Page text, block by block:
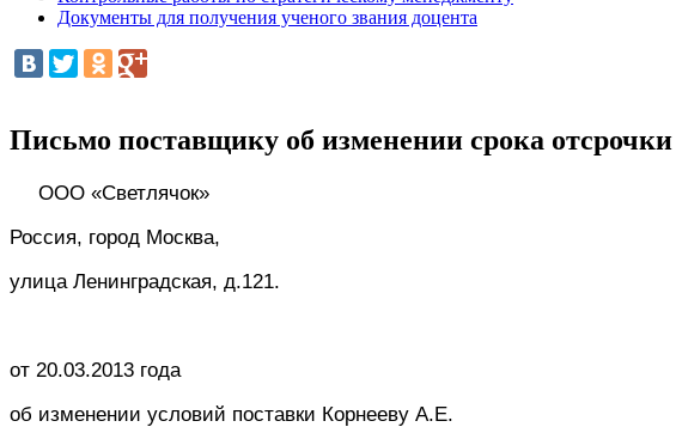
Документы для получения ученого звания доцента
Письмо поставщику об изменении срока
ООО «Светлячок»
Россия, город Москва,
улица Ленинградская, д.121.
от 20.03.2013 года
об изменении условий поставки Корнееву А.Е.